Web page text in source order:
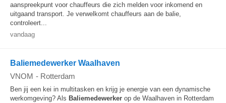
aanspreekpunt voor chauffeurs die zich melden voor inkomend en
uitgaand transport. Je verwelkomt chauffeurs aan de balie,
controleert...
vandaag
Baliemedewerker Waalhaven
VNOM - Rotterdam
Ben jij een kei in multitasken en krijg je energie van een dynamische
werkomgeving? Als Baliemedewerker op de Waalhaven in Rotterdam